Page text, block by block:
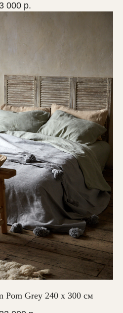
000 р.
Pom Grey 240 х 300 см